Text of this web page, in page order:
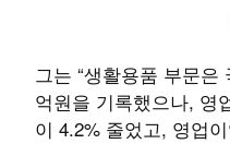
그는 “생활용품 부문은
억원을 기록했으나, 영
이 4.2% 줄었고, 영업